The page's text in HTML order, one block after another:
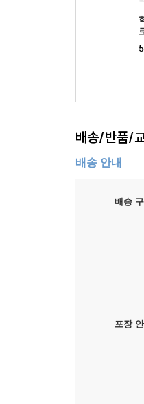
배송/반품/
배송 안내
배송
포장